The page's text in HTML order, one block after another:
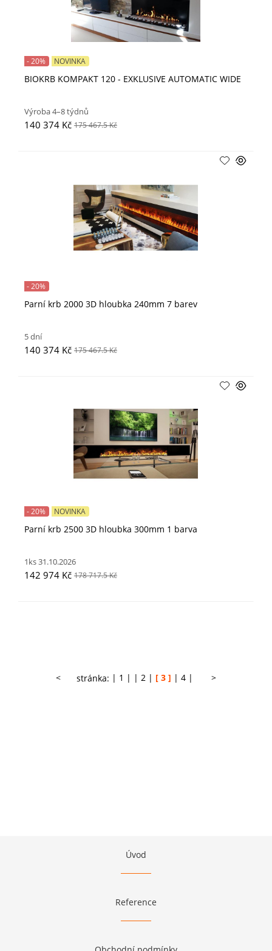
BIOKRB KOMPAKT 120 - EXKLUSIVE AUTOMATIC WIDE
- 20% NOVINKA
Výroba 4–8 týdnů
140 374 Kč 175 467.5 Kč
Parní krb 2000 3D hloubka 240mm 7 barev
- 20%
5 dní
140 374 Kč 175 467.5 Kč
Parní krb 2500 3D hloubka 300mm 1 barva
- 20% NOVINKA
1ks 31.10.2026
142 974 Kč 178 717.5 Kč
< stránka: 1 2 3 4 >
Úvod
Reference